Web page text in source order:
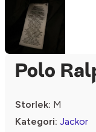
Polo
Storlek: M
Kategori: Jackor